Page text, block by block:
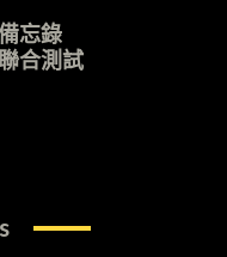
忘錄
合測試